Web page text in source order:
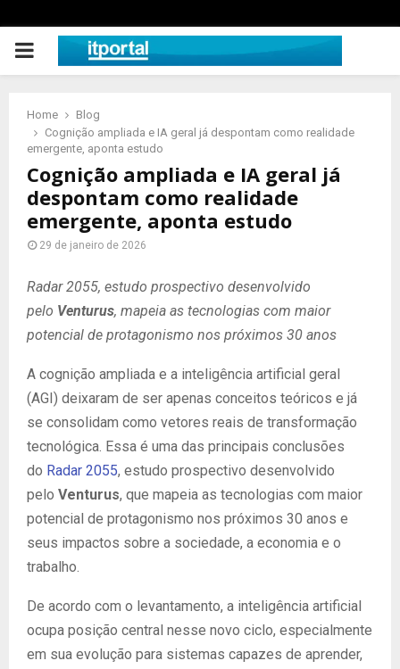
PRIMARY
Home
Blog
Cognição ampliada e IA geral já despontam como realidade
emergente, aponta estudo
Cognição ampliada e IA geral já
despontam como realidade
emergente, aponta estudo
29 de janeiro de 2026
Radar 2055, estudo prospectivo desenvolvido
pelo Venturus, mapeia as tecnologias com maior
potencial de protagonismo nos próximos 30 anos
A cognição ampliada e a inteligência artificial geral
(AGI) deixaram de ser apenas conceitos teóricos e já
se consolidam como vetores reais de transformação
tecnológica. Essa é uma das principais conclusões
do Radar 2055, estudo prospectivo desenvolvido
pelo Venturus, que mapeia as tecnologias com maior
potencial de protagonismo nos próximos 30 anos e
seus impactos sobre a sociedade, a economia e o
trabalho.
De acordo com o levantamento, a inteligência artificial
ocupa posição central nesse novo ciclo, especialmente
em sua evolução para sistemas capazes de aprender,